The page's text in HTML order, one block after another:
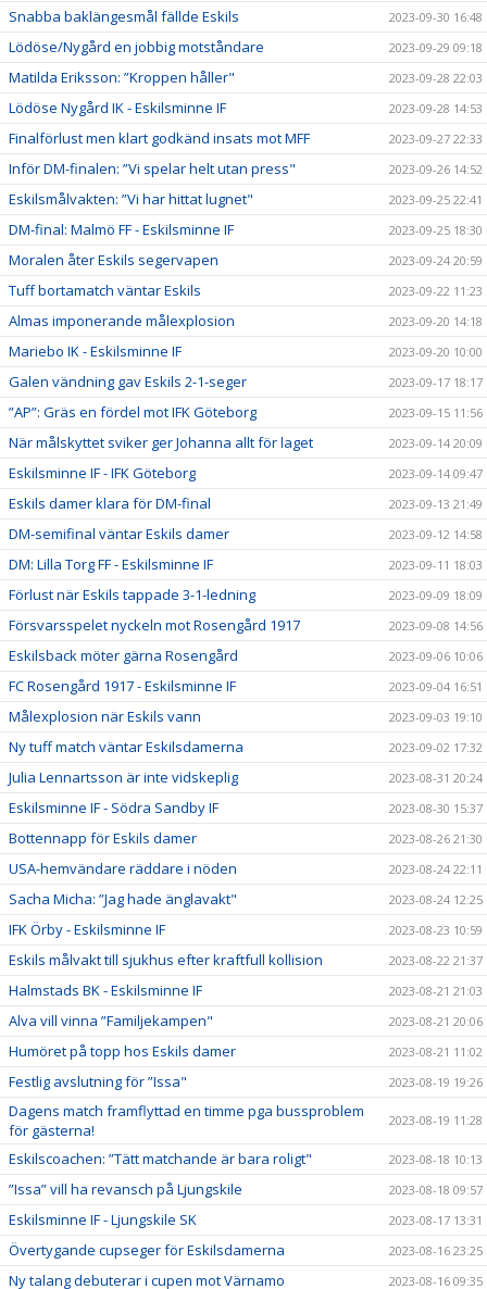
Snabba baklängesmål fällde Eskils 2023-09-30 16:48
Lödöse/Nygård en jobbig motståndare 2023-09-29 09:18
Matilda Eriksson: ”Kroppen håller" 2023-09-28 22:03
Lödöse Nygård IK - Eskilsminne IF 2023-09-28 14:53
Finalförlust men klart godkänd insats mot MFF 2023-09-27 22:33
Inför DM-finalen: ”Vi spelar helt utan press" 2023-09-26 14:52
Eskilsmålvakten: ”Vi har hittat lugnet" 2023-09-25 22:41
DM-final: Malmö FF - Eskilsminne IF 2023-09-25 18:30
Moralen åter Eskils segervapen 2023-09-24 20:59
Tuff bortamatch väntar Eskils 2023-09-22 11:23
Almas imponerande målexplosion 2023-09-20 14:18
Mariebo IK - Eskilsminne IF 2023-09-20 10:00
Galen vändning gav Eskils 2-1-seger 2023-09-17 18:17
”AP”: Gräs en fördel mot IFK Göteborg 2023-09-15 11:56
När målskyttet sviker ger Johanna allt för laget 2023-09-14 20:09
Eskilsminne IF - IFK Göteborg 2023-09-14 09:47
Eskils damer klara för DM-final 2023-09-13 21:49
DM-semifinal väntar Eskils damer 2023-09-12 14:58
DM: Lilla Torg FF - Eskilsminne IF 2023-09-11 18:03
Förlust när Eskils tappade 3-1-ledning 2023-09-09 18:09
Försvarsspelet nyckeln mot Rosengård 1917 2023-09-08 14:56
Eskilsback möter gärna Rosengård 2023-09-06 10:06
FC Rosengård 1917 - Eskilsminne IF 2023-09-04 16:51
Målexplosion när Eskils vann 2023-09-03 19:10
Ny tuff match väntar Eskilsdamerna 2023-09-02 17:32
Julia Lennartsson är inte vidskeplig 2023-08-31 20:24
Eskilsminne IF - Södra Sandby IF 2023-08-30 15:37
Bottennapp för Eskils damer 2023-08-26 21:30
USA-hemvändare räddare i nöden 2023-08-24 22:11
Sacha Micha: ”Jag hade änglavakt" 2023-08-24 12:25
IFK Örby - Eskilsminne IF 2023-08-23 10:59
Eskils målvakt till sjukhus efter kraftfull kollision 2023-08-22 21:37
Halmstads BK - Eskilsminne IF 2023-08-21 21:03
Alva vill vinna ”Familjekampen" 2023-08-21 20:06
Humöret på topp hos Eskils damer 2023-08-21 11:02
Festlig avslutning för ”Issa" 2023-08-19 19:26
Dagens match framflyttad en timme pga bussproblem
för gästerna!
2023-08-19 11:28
Eskilscoachen: ”Tätt matchande är bara roligt" 2023-08-18 10:13
”Issa” vill ha revansch på Ljungskile 2023-08-18 09:57
Eskilsminne IF - Ljungskile SK 2023-08-17 13:31
Övertygande cupseger för Eskilsdamerna 2023-08-16 23:25
Ny talang debuterar i cupen mot Värnamo 2023-08-16 09:35